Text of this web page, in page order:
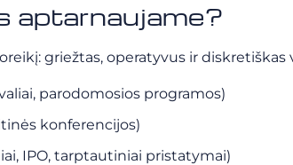
aptarnaujame?
griežtas, operatyvus ir diskretiškas
parodomosios programos)
konferencijos)
IPO, tarptautiniai pristatymai)